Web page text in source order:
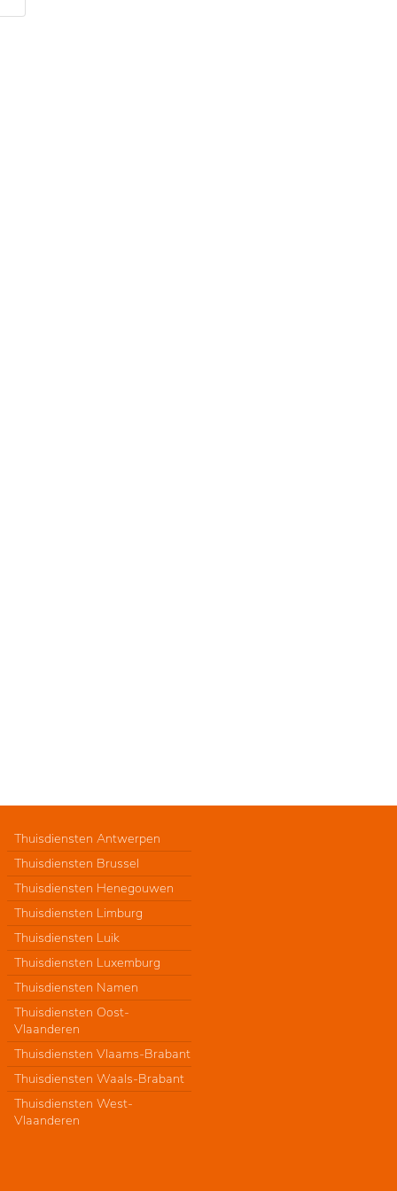
Thuisdiensten Antwerpen
Thuisdiensten Brussel
Thuisdiensten Henegouwen
Thuisdiensten Limburg
Thuisdiensten Luik
Thuisdiensten Luxemburg
Thuisdiensten Namen
Thuisdiensten Oost-
Vlaanderen
Thuisdiensten Vlaams-Brabant
Thuisdiensten Waals-Brabant
Thuisdiensten West-
Vlaanderen